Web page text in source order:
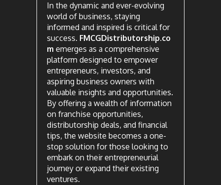
In the dynamic and ever-evolving
world of business, staying
informed and inspired is critical for
success. FMCGDistributorship.co
m emerges as a comprehensive
platform designed to empower
entrepreneurs, investors, and
aspiring business owners with
valuable insights and opportunities.
By offering a wealth of information
on franchise opportunities,
distributorship deals, and financial
tips, the website becomes a one-
stop solution for those looking to
embark on their entrepreneurial
journey or expand their existing
ventures.